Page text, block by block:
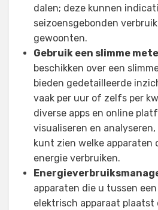
dalen; deze kunnen
seizoensgebonden
gewoonten.
Gebruik een slimme
beschikken over een
bieden gedetailleerde
vaak per uur of zelfs per
diverse apps en online
visualiseren en
kunt zien welke apparaten
energie verbruiken.
apparaten die u tussen
elektrisch apparaat plaatst